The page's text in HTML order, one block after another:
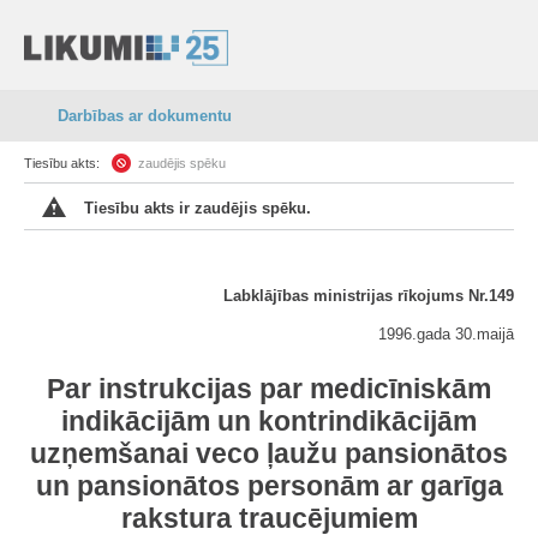
Darbības ar dokumentu
Tiesību akts: zaudējis spēku
Tiesību akts ir zaudējis spēku.
Labklājības ministrijas rīkojums Nr.149
1996.gada 30.maijā
Par instrukcijas par medicīniskām
indikācijām un kontrindikācijām
uzņemšanai veco ļaužu pansionātos
un pansionātos personām ar garīga
rakstura traucējumiem